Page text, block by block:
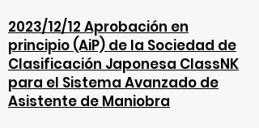
2023/12/12 Aprobación en
principio (AiP) de la Sociedad de
Clasificación Japonesa ClassNK
para el Sistema Avanzado de
Asistente de Maniobra